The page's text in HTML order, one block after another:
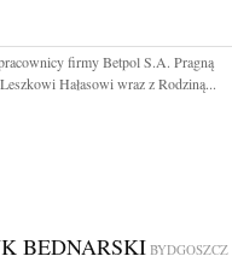
firmy Betpol S.A. Pragną
Hałasowi wraz z Rodziną...
BEDNARSKI BYDGOSZCZ